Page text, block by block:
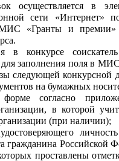
осуществляется в
сети «Интернет»
МИС «Гранты и
в конкурсе
заполнения поля в
следующей конкурсной
на бумажных
согласно
в которой
(при наличии);
гражданина Российской
проставлены